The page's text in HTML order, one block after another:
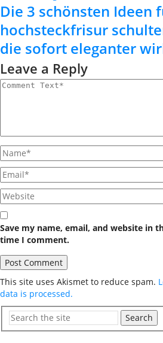
Die 3 schönsten Ideen
hochsteckfrisur
die sofort eleganter
Leave a Reply
Save my name, email, and website in
time I comment.
This site uses Akismet to reduce spam.
data is processed.
Search